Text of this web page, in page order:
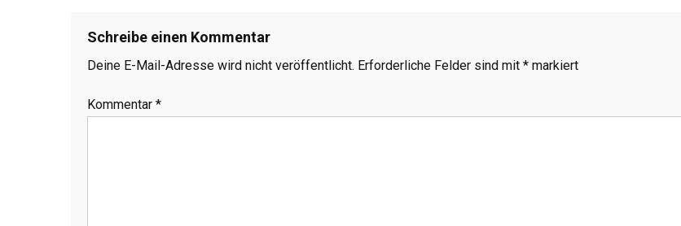
Schreibe einen Kommentar
Deine E-Mail-Adresse wird nicht veröffentlicht. Erforderliche Felder sind mit * markiert
Kommentar *